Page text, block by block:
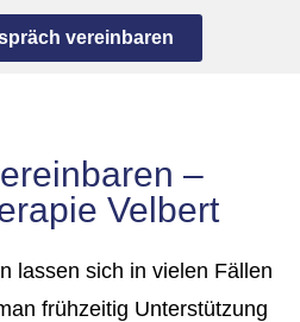
vereinbaren
–
Velbert
lassen sich in vielen Fällen
frühzeitig Unterstützung